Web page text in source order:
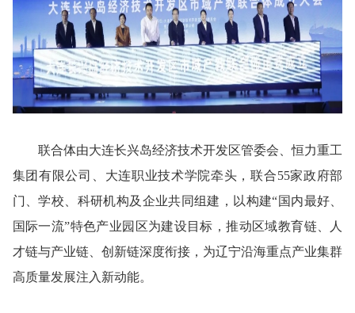
联合体由大连长兴岛经济技术开发区管委会、恒力重工
集团有限公司、大连职业技术学院牵头，联合55家政府部
门、学校、科研机构及企业共同组建，以构建“国内最好、
国际一流”特色产业园区为建设目标，推动区域教育链、人
才链与产业链、创新链深度衔接，为辽宁沿海重点产业集群
高质量发展注入新动能。